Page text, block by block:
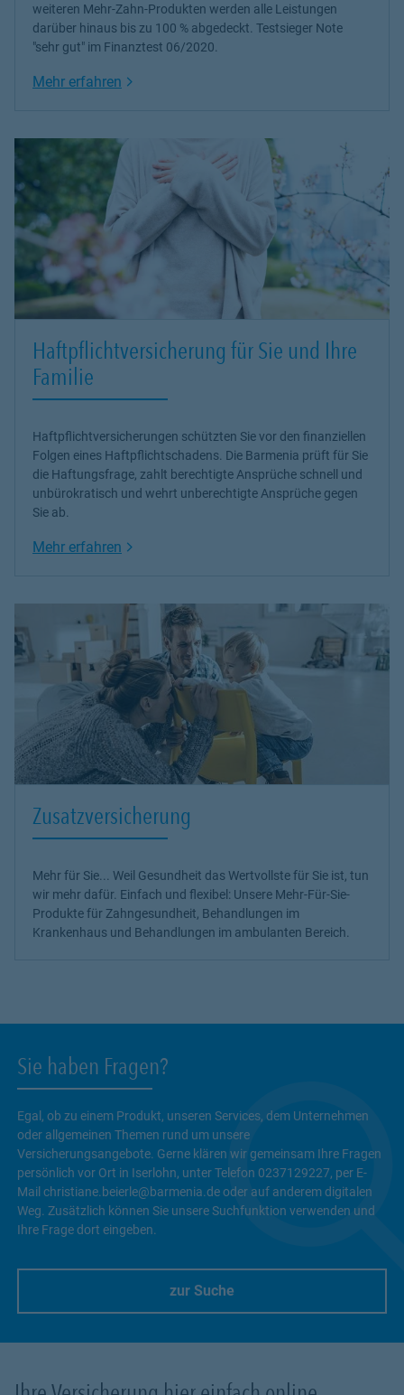
weiteren Mehr-Zahn-Produkten werden alle Leistungen
darüber hinaus bis zu 100 % abgedeckt. Testsieger Note
"sehr gut" im Finanztest 06/2020.
Mehr erfahren Link Opens in New Tab
Haftpflichtversicherung für Sie und Ihre
Familie
Haftpflichtversicherungen schützten Sie vor den finanziellen
Folgen eines Haftpflichtschadens. Die Barmenia prüft für Sie
die Haftungsfrage, zahlt berechtigte Ansprüche schnell und
unbürokratisch und wehrt unberechtigte Ansprüche gegen
Sie ab.
Mehr erfahren Link Opens in New Tab
Zusatzversicherung
Mehr für Sie... Weil Gesundheit das Wertvollste für Sie ist, tun
wir mehr dafür. Einfach und flexibel: Unsere Mehr-Für-Sie-
Produkte für Zahngesundheit, Behandlungen im
Krankenhaus und Behandlungen im ambulanten Bereich.
Sie haben Fragen?
Egal, ob zu einem Produkt, unseren Services, dem Unternehmen
oder allgemeinen Themen rund um unsere
Versicherungsangebote. Gerne klären wir gemeinsam Ihre Fragen
persönlich vor Ort in Iserlohn, unter Telefon 0237129227, per E-
Mail christiane.beierle@barmenia.de oder auf anderem digitalen
Weg. Zusätzlich können Sie unsere Suchfunktion verwenden und
Ihre Frage dort eingeben.
zur Suche